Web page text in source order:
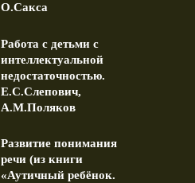
О.Сакса
Работа с детьми с
интеллектуальной
недостаточностью.
Е.С.Слепович,
А.М.Поляков
Развитие понимания
речи (из книги
«Аутичный ребёнок.